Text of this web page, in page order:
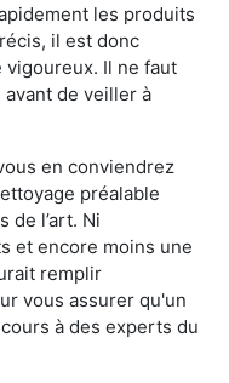
les produits
il est donc
vigoureux. Il ne faut
de veiller à
en conviendrez
préalable
de l’art. Ni
et encore moins une
remplir
vous assurer qu'un
à des experts du